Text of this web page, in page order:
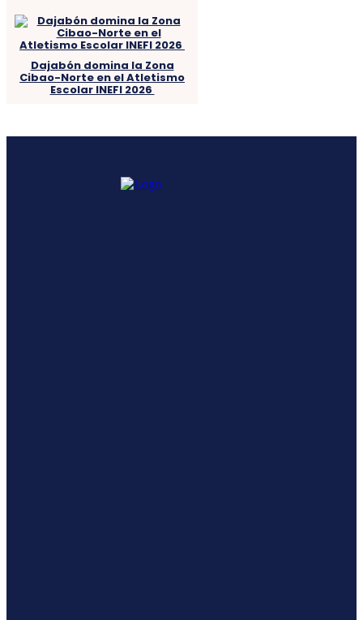
Dajabón domina la Zona
Cibao-Norte en el Atletismo
Escolar INEFI 2026